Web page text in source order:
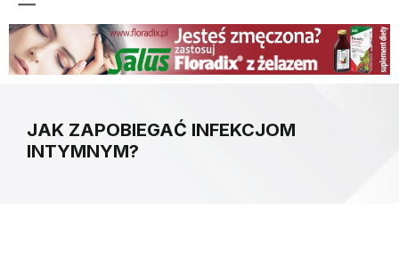
JAK ZAPOBIEGAĆ INFEKCJOM
INTYMNYM?